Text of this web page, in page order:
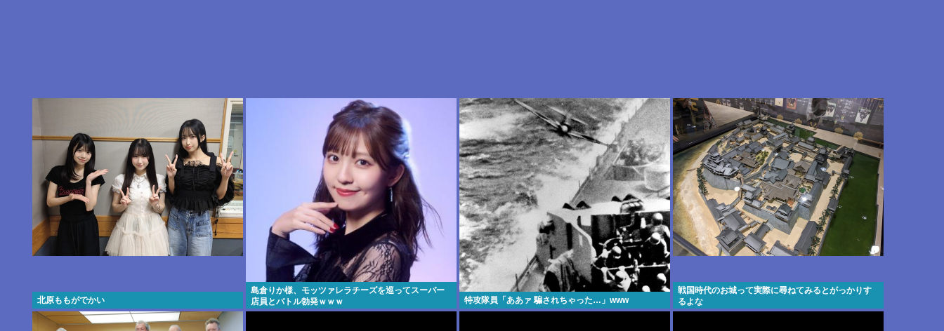
北原ももがでかい
島倉りか様、モッツァレラチーズを巡ってスーパー
店員とバトル勃発ｗｗｗ
特攻隊員「ああァ 騙されちゃった…」www
戦国時代のお城って実際に尋ねてみるとがっかりす
るよな